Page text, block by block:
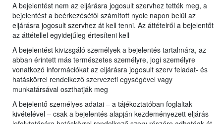
A bejelentést nem az eljárásra jogosult szervhez tették meg, a
bejelentést a beérkezésétől számított nyolc napon belül az
eljárásra jogosult szervhez át kell tenni. Az áttételről a bejelentőt
az áttétellel egyidejűleg értesíteni kell
A bejelentést kivizsgáló személyek a bejelentés tartalmára, az
abban érintett más természetes személyre, jogi személyre
vonatkozó információkat az eljárásra jogosult szerv feladat- és
hatáskörrel rendelkező szervezeti egységével vagy
munkatársával oszthatják meg
A bejelentő személyes adatai – a tájékoztatóban foglaltak
kivételével – csak a bejelentés alapján kezdeményezett eljárás